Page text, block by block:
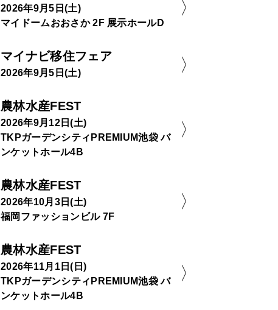
2026年9月5日(土)
マイドームおおさか 2F 展示ホールD
マイナビ移住フェア
2026年9月5日(土)
農林水産FEST
2026年9月12日(土)
TKPガーデンシティPREMIUM池袋 バ
ンケットホール4B
農林水産FEST
2026年10月3日(土)
福岡ファッションビル 7F
農林水産FEST
2026年11月1日(日)
TKPガーデンシティPREMIUM池袋 バ
ンケットホール4B